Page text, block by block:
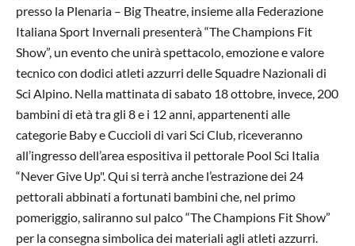
presso la Plenaria – Big Theatre, insieme alla Federazione
Italiana Sport Invernali presenterà “The Champions Fit
Show”, un evento che unirà spettacolo, emozione e valore
tecnico con dodici atleti azzurri delle Squadre Nazionali di
Sci Alpino. Nella mattinata di sabato 18 ottobre, invece, 200
bambini di età tra gli 8 e i 12 anni, appartenenti alle
categorie Baby e Cuccioli di vari Sci Club, riceveranno
all’ingresso dell’area espositiva il pettorale Pool Sci Italia
“Never Give Up". Qui si terrà anche l’estrazione dei 24
pettorali abbinati a fortunati bambini che, nel primo
pomeriggio, saliranno sul palco “The Champions Fit Show”
per la consegna simbolica dei materiali agli atleti azzurri.